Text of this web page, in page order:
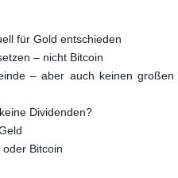
für Gold entschieden
– nicht Bitcoin
– aber auch keinen großen
Dividenden?
Bitcoin